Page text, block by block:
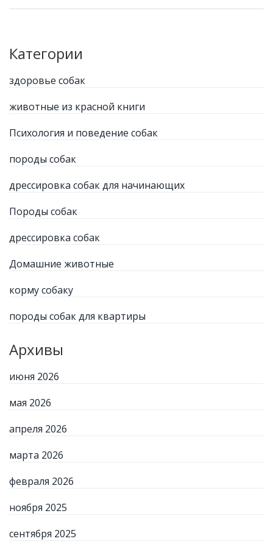
Категории
здоровье собак
животные из красной книги
Психология и поведение собак
породы собак
дрессировка собак для начинающих
Породы собак
дрессировка собак
Домашние животные
корму собаку
породы собак для квартиры
Архивы
июня 2026
мая 2026
апреля 2026
марта 2026
февраля 2026
ноября 2025
сентября 2025